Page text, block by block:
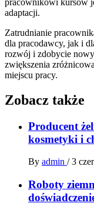
adaptacji.
Zatrudnianie
dla pracodawcy, jak i
rozwój i zdobycie
zwiększenia
miejscu pracy.
Zobacz także
Producent
kosmetyki i
By admin / 3
Roboty